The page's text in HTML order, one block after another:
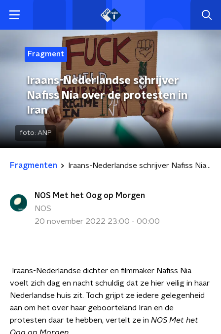
Fragment
Iraans-Nederlandse schrijver
Nafiss Nia over de protesten in
Iran
foto: ANP
Fragmenten Iraans-Nederlandse schrijver Nafiss Nia over de protesten in Iran
NOS Met het Oog op Morgen
NOS
20 november 2022 23:00 - 00:00
Iraans-Nederlandse dichter en filmmaker Nafiss Nia
voelt zich dag en nacht schuldig dat ze hier veilig in haar
Nederlandse huis zit. Toch grijpt ze iedere gelegenheid
aan om het over haar geboorteland Iran en de
protesten daar te hebben, vertelt ze in NOS Met het